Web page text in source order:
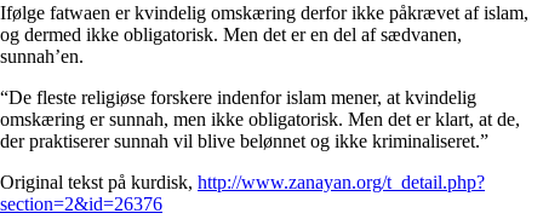
Ifølge fatwaen er kvindelig omskæring derfor ikke påkrævet af islam,
og dermed ikke obligatorisk. Men det er en del af sædvanen,
sunnah’en.
“De fleste religiøse forskere indenfor islam mener, at kvindelig
omskæring er sunnah, men ikke obligatorisk. Men det er klart, at de,
der praktiserer sunnah vil blive belønnet og ikke kriminaliseret.”
Original tekst på kurdisk, http://www.zanayan.org/t_detail.php?
section=2&id=26376